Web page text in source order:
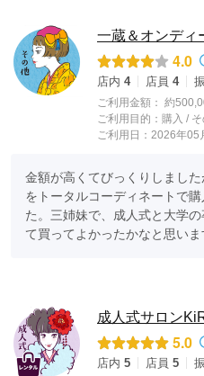
一蔵＆オンディ
4.0
店内 4 店員 4
ご利用金額： 約
ご利用目的： 購入 /
ご利用日：2026年05
金額が高くてびっくりしまし
をトータルコーディネートで
た。三姉妹で、成人式と大学
て買ってよかったかなと思いま
成人式サロン
5.0
店内 5 店員 5